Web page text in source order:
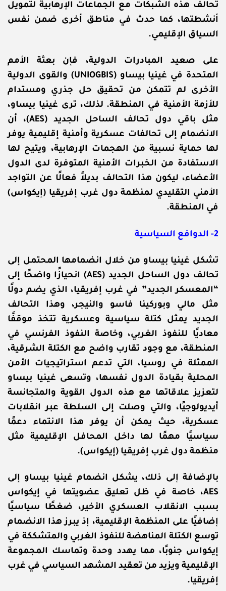
تحالف هذه الشبكات مع الجماعات الإرهابية لتمويل
أنشطتها، كما حدث في مناطق أخرى ضمن نفس
السياق الإقليمي.
على صعيد المبادرات الدولية، فإن بعثة الأمم
المتحدة في غينيا بيساو (UNIOGBIS) والقوى الدولية
الأخرى لم تتمكن من تحقيق حل جذري ومستدام
للأزمة الأمنية في المنطقة. لذلك، ترى غينيا بيساو،
مثل باقي دول تحالف الساحل الجديد (AES)، أن
الانضمام إلى تحالفات عسكرية وأمنية إقليمية يوفر
لها حماية نسبية من الهجمات الإرهابية، ويتيح لها
الاستفادة من الخبرات الأمنية المتوفرة لدى الدول
الأعضاء، ليكون هذا التحالف بديلاً فعالًا عن التواجد
الأمني التقليدي لمنظمة دول غرب إفريقيا (إيكواس)
في المنطقة.
2- الدوافع السياسية
تشكل غينيا بيساو من خلال انضمامها المحتمل إلى
تحالف دول الساحل الجديد (AES) انحيازًا واضحًا إلى
“المعسكر الجديد” في غرب إفريقيا، الذي يضم دولًا
مثل مالي وبوركينا فاسو والنيجر، وهذا التحالف
الجديد يمثل كتلة سياسية وعسكرية تتخذ موقفًا
معاديًا للنفوذ الغربي، وخاصة النفوذ الفرنسي في
المنطقة، مع وجود تقارب واضح مع الكتلة الشرقية،
الممثلة في روسيا، التي تدعم استراتيجيات الأمن
المحلية بقيادة الدول نفسها، وتسعى غينيا بيساو
لتعزيز علاقاتها مع هذه الدول القوية والمتجانسة
أيديولوجيًا، والتي وصلت إلى السلطة عبر انقلابات
عسكرية، حيث يمكن أن يوفر هذا الانتماء دعمًا
سياسيًا مهمًا لها داخل المحافل الإقليمية مثل
منظمة دول غرب إفريقيا (إيكواس).
بالإضافة إلى ذلك، يشكل انضمام غينيا بيساو إلى
AES، خاصة في ظل تعليق عضويتها في إيكواس
بسبب الانقلاب العسكري الأخير، ضغطًا سياسيًا
إضافيًا على المنظمة الإقليمية، إذ يبرز هذا الانضمام
توسع الكتلة المناهضة للنفوذ الغربي والمتشككة في
إيكواس جنوبًا، مما يهدد وحدة وتماسك المجموعة
الإقليمية ويزيد من تعقيد المشهد السياسي في غرب
إفريقيا.